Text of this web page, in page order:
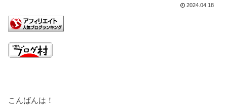
2024.04.18
こんばんは！